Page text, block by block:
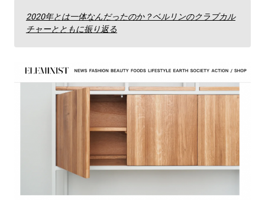
2020年とは一体なんだったのか？ベルリンのクラブカル
チャーとともに振り返る